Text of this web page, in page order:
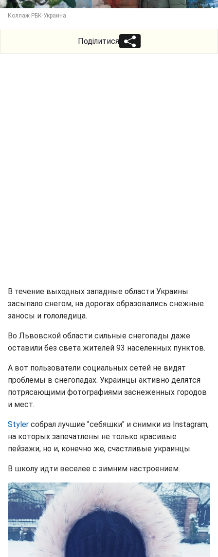
Коллаж РБК-Украина
Поділитися
В течение выходных западные области Украины
засыпало снегом, на дорогах образовались снежные
заносы и гололедица.
Во Львовской области сильные снегопады даже
оставили без света жителей 93 населенных пунктов.
А вот пользователи социальных сетей не видят
проблемы в снегопадах. Украинцы активно делятся
потрясающими фотографиями заснеженных городов
и мест.
Styler собрал лучшие "себяшки" и снимки из Instagram,
на которых запечатлены не только красивые
пейзажи, но и, конечно же, счастливые украинцы.
В школу идти веселее с зимним настроением.